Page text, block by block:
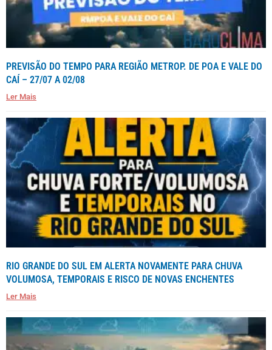
PREVISÃO DO TEMPO PARA REGIÃO METROP. DE POA E VALE DO
CAÍ – 27/07 A 02/08
Ler Mais
RIO GRANDE DO SUL EM ALERTA NOVAMENTE PARA CHUVA
VOLUMOSA, TEMPORAIS E RISCO DE NOVAS ENCHENTES
Ler Mais